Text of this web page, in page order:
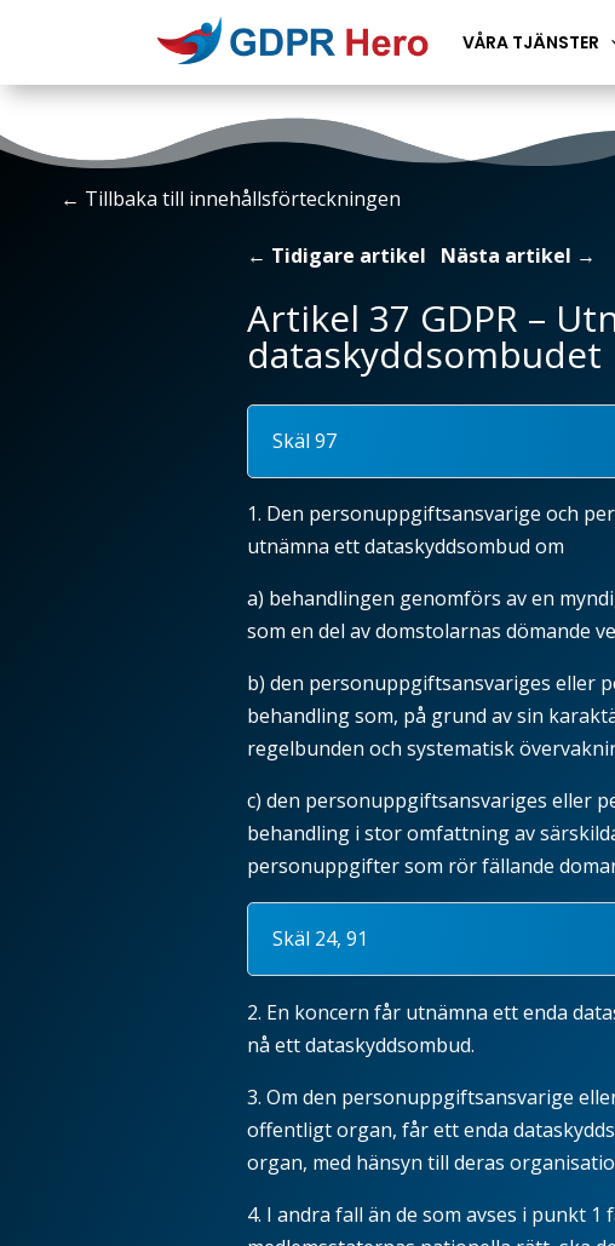
VÅRA TJÄNSTER
← Tillbaka till innehållsförteckningen
← Tidigare artikel Nästa artikel →
Artikel 37 GDPR –
dataskyddsombudet
Skäl 97
1. Den personuppgiftsansvarige och
utnämna ett dataskyddsombud om
a) behandlingen genomförs av en
som en del av domstolarnas dömande
b) den personuppgiftsansvariges eller
behandling som, på grund av sin
regelbunden och systematisk
c) den personuppgiftsansvariges eller
behandling i stor omfattning av
personuppgifter som rör fällande
Skäl 24, 91
2. En koncern får utnämna ett enda
nå ett dataskyddsombud.
3. Om den personuppgiftsansvarige
offentligt organ, får ett enda
organ, med hänsyn till deras
4. I andra fall än de som avses i punkt